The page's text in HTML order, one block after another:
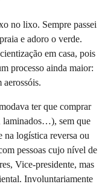
no lixo. Sempre passei
e adoro o verde.
em casa, pois
processo ainda maior:
ter que comprar
laminados…), sem que
na logística reversa ou
pessoas cujo nível de
Vice-presidente, mas
Involuntariamente